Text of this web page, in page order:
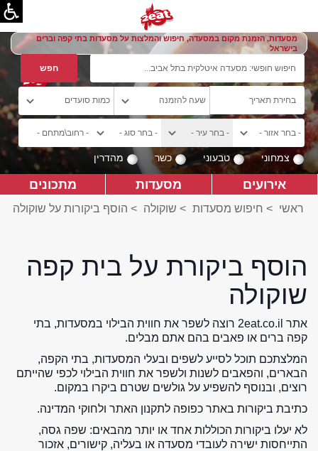
מסעדות, הזמנת מקום במסעדה, חיפוש והמלצות על מסעדות בתי קפה וברים
בישראל
צמחוני טבעוני כשר מהדרין
אירועים מסעדות מתכונים
ראשי > חיפוש מסעדות > שוקולה > הוסף ביקורות על שוקולה
הוסף ביקורת על בית קפה
שוקולה
אתר 2eat.co.il רוצה לשפר את חווית הבילוי במסעדות, בתי
קפה ברים או פאבים בהם אתם מבלים.
המלצתכם תוכל לסייע לשפים ובעלי המסעדות, בתי הקפה,
הבארים, והפאבים לשנות ולשפר את חווית הבילוי לכפי שהייתם
רוצים, ובנוסף להשפיע על גולשים שטרם ביקרו במקום.
כתיבת ביקורות באתר כפופה לתקנון האתר ולחוקי המדינה.
לא יעלו ביקורות הכוללות אחד או יותר מהבאים: שפה גסה,
התייחסות ישירה לעובדי מסעדה או בעליה, קישורים, אזכור